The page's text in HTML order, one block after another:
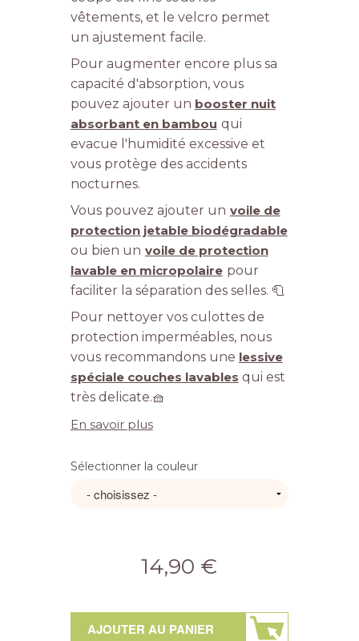
vêtements, et le velcro permet
un ajustement facile.
Pour augmenter encore plus sa
capacité d'absorption, vous
pouvez ajouter un booster nuit
absorbant en bambou qui
evacue l'humidité excessive et
vous protège des accidents
nocturnes.
Vous pouvez ajouter un voile de
protection jetable biodégradable
ou bien un voile de protection
lavable en micropolaire pour
faciliter la séparation des selles. 🧻
Pour nettoyer vos culottes de
protection imperméables, nous
vous recommandons une lessive
spéciale couches lavables qui est
très delicate.🧺
En savoir plus
Sélectionner la couleur
14,90 €
AJOUTER AU PANIER